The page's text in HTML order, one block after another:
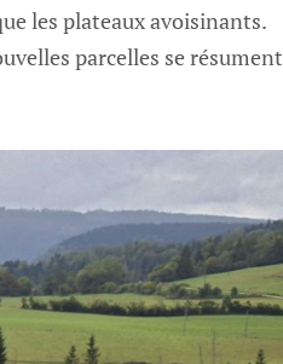
les plateaux avoisinants.
parcelles se résument